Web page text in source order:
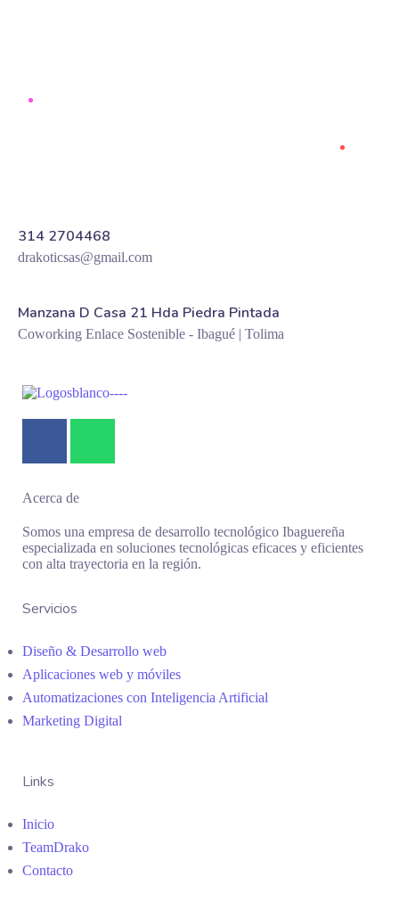
314 2704468
drakoticsas@gmail.com
Manzana D Casa 21 Hda Piedra Pintada
Coworking Enlace Sostenible - Ibagué | Tolima
Acerca de
Somos una empresa de desarrollo tecnológico Ibaguereña
especializada en soluciones tecnológicas eficaces y eficientes
con alta trayectoria en la región.
Servicios
Diseño & Desarrollo web
Aplicaciones web y móviles
Automatizaciones con Inteligencia Artificial
Marketing Digital
Links
Inicio
TeamDrako
Contacto